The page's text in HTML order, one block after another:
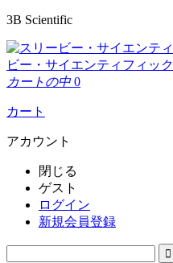
3B Scientific
ビー・サイエンティフィック
カートの中 0
カート
アカウント
閉じる
ゲスト
ログイン
新規会員登録